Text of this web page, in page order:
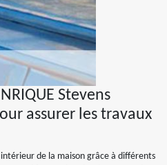
Stevens
assurer les travaux
de la maison grâce à différents